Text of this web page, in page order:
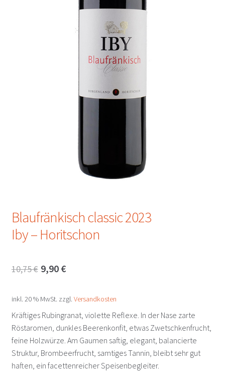
Blaufränkisch classic 2023
Iby – Horitschon
10,75€ Ursprünglicher
war:
10,75 €
9,90 €Aktueller
ist:
9,90 €.
inkl. 20 % MwSt. zzgl. Versandkosten
Kräftiges Rubingranat, violette Reflexe. In der Nase zarte
Röstaromen, dunkles Beerenkonfit, etwas Zwetschkenfrucht,
feine Holzwürze. Am Gaumen saftig, elegant, balancierte
Struktur, Brombeerfrucht, samtiges Tannin, bleibt sehr gut
haften, ein facettenreicher Speisenbegleiter.